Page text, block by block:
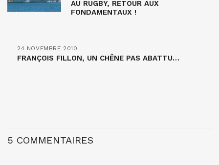
AU RUGBY, RETOUR AUX
FONDAMENTAUX !
24 NOVEMBRE 2010
FRANÇOIS FILLON, UN CHÊNE PAS ABATTU…
5 COMMENTAIRES